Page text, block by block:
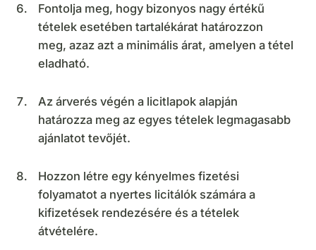
Fontolja meg, hogy bizonyos nagy értékű
tételek esetében tartalékárat határozzon
meg, azaz azt a minimális árat, amelyen a tétel
eladható.
Az árverés végén a licitlapok alapján
határozza meg az egyes tételek legmagasabb
ajánlatot tevőjét.
Hozzon létre egy kényelmes fizetési
folyamatot a nyertes licitálók számára a
kifizetések rendezésére és a tételek
átvételére.